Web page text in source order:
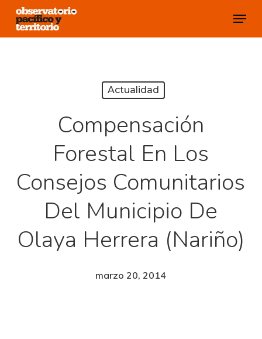
Skip
Menu
Actualidad
Compensación
Forestal En Los
Consejos Comunitarios
Del Municipio De
Olaya Herrera (Nariño)
marzo 20, 2014
Close